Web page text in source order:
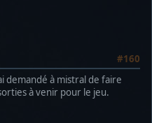
#160
demandé à mistral de faire
à venir pour le jeu.